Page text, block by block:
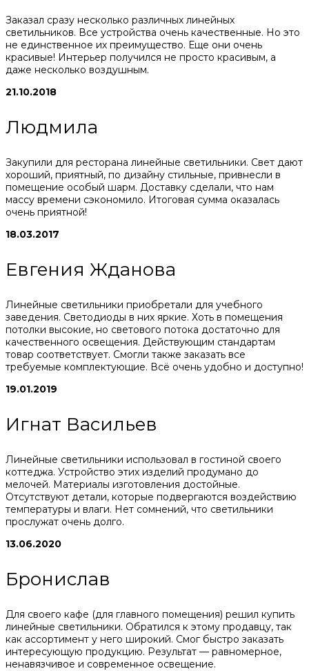
Заказал сразу несколько различных линейных
светильников. Все устройства очень качественные. Но это
не единственное их преимущество. Еще они очень
красивые! Интерьер получился не просто красивым, а
даже несколько воздушным.
21.10.2018
Людмила
Закупили для ресторана линейные светильники. Свет дают
хороший, приятный, по дизайну стильные, привнесли в
помещение особый шарм. Доставку сделали, что нам
массу времени сэкономило. Итоговая сумма оказалась
очень приятной!
18.03.2017
Евгения Жданова
Линейные светильники приобретали для учебного
заведения. Светодиоды в них яркие. Хоть в помещения
потолки высокие, но светового потока достаточно для
качественного освещения. Действующим стандартам
товар соответствует. Смогли также заказать все
требуемые комплектующие. Всё очень удобно и доступно!
19.01.2019
Игнат Васильев
Линейные светильники использовал в гостиной своего
коттеджа. Устройство этих изделий продумано до
мелочей. Материалы изготовления достойные.
Отсутствуют детали, которые подвергаются воздействию
температуры и влаги. Нет сомнений, что светильники
прослужат очень долго.
13.06.2020
Бронислав
Для своего кафе (для главного помещения) решил купить
линейные светильники. Обратился к этому продавцу, так
как ассортимент у него широкий. Смог быстро заказать
интересующую продукцию. Результат — равномерное,
ненавязчивое и современное освещение.